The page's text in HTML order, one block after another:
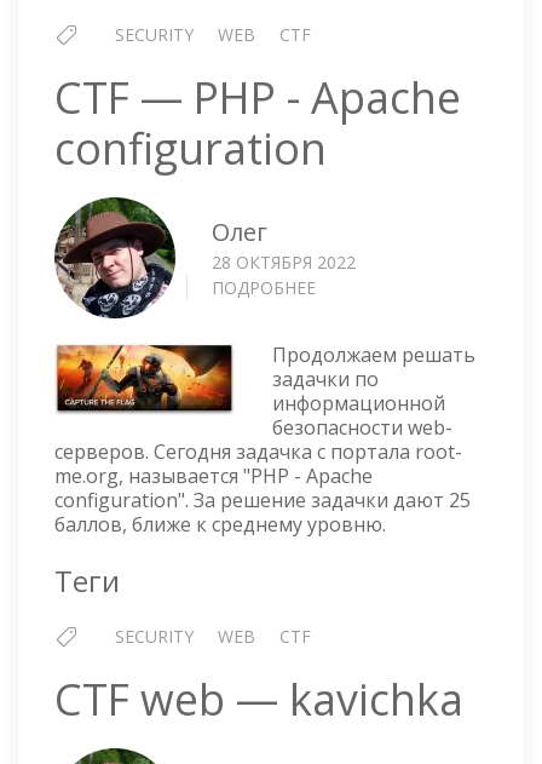
SECURITY WEB CTF
CTF — PHP - Apache
configuration
Олег
28 ОКТЯБРЯ 2022
ПОДРОБНЕЕ
PHP
-
APACHE
CONFIGURATION
Продолжаем решать
задачки по
информационной
безопасности web-
серверов. Сегодня задачка с портала root-
me.org, называется "PHP - Apache
configuration". За решение задачки дают 25
баллов, ближе к среднему уровню.
Теги
SECURITY WEB CTF
CTF web — kavichka